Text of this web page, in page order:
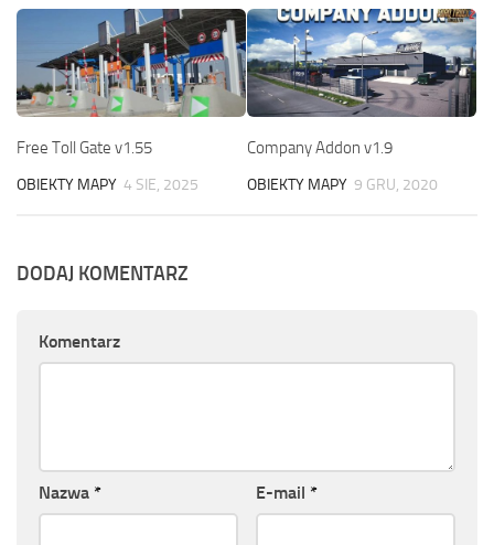
Free Toll Gate v1.55
OBIEKTY MAPY 4 SIE, 2025
Company Addon v1.9
OBIEKTY MAPY 9 GRU, 2020
DODAJ KOMENTARZ
Komentarz
Nazwa * E-mail *